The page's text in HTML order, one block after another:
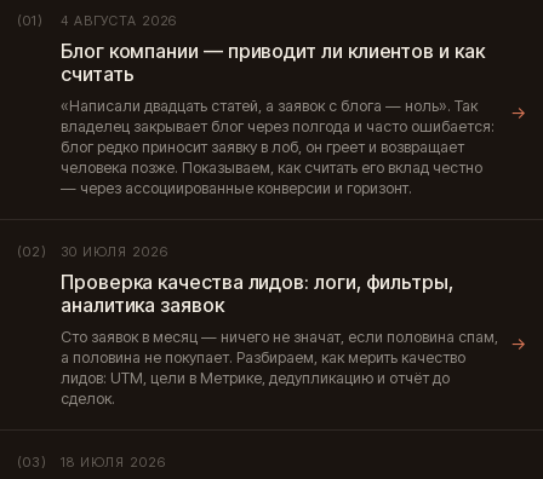
(01) 4 АВГУСТА 2026
Блог компании — приводит ли клиентов и как
считать
«Написали двадцать статей, а заявок с блога — ноль». Так
владелец закрывает блог через полгода и часто ошибается:
блог редко приносит заявку в лоб, он греет и возвращает
человека позже. Показываем, как считать его вклад честно
— через ассоциированные конверсии и горизонт.
→
(02) 30 ИЮЛЯ 2026
Проверка качества лидов: логи, фильтры,
аналитика заявок
Сто заявок в месяц — ничего не значат, если половина спам,
а половина не покупает. Разбираем, как мерить качество
лидов: UTM, цели в Метрике, дедупликацию и отчёт до
сделок.
→
(03) 18 ИЮЛЯ 2026